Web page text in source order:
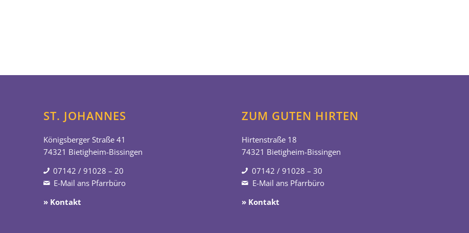
ST. JOHANNES
Königsberger Straße 41
74321 Bietigheim-Bissingen
07142 / 91028 – 20
E-Mail ans Pfarrbüro
» Kontakt
ZUM GUTEN HIRTEN
Hirtenstraße 18
74321 Bietigheim-Bissingen
07142 / 91028 – 30
E-Mail ans Pfarrbüro
» Kontakt